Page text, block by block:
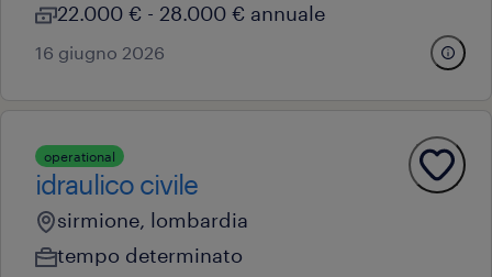
22.000 € - 28.000 € annuale
16 giugno 2026
operational
idraulico civile
sirmione, lombardia
tempo determinato